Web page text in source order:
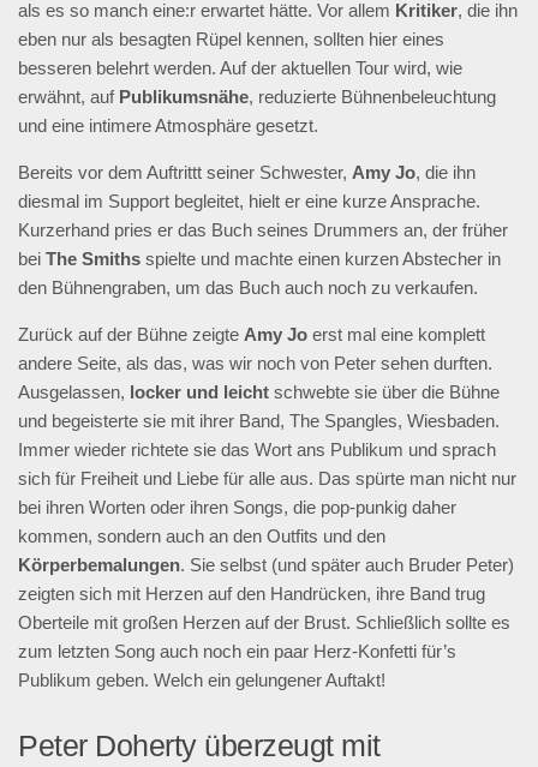
als es so manch eine:r erwartet hätte. Vor allem Kritiker, die ihn
eben nur als besagten Rüpel kennen, sollten hier eines
besseren belehrt werden. Auf der aktuellen Tour wird, wie
erwähnt, auf Publikumsnähe, reduzierte Bühnenbeleuchtung
und eine intimere Atmosphäre gesetzt.
Bereits vor dem Auftrittt seiner Schwester, Amy Jo, die ihn
diesmal im Support begleitet, hielt er eine kurze Ansprache.
Kurzerhand pries er das Buch seines Drummers an, der früher
bei The Smiths spielte und machte einen kurzen Abstecher in
den Bühnengraben, um das Buch auch noch zu verkaufen.
Zurück auf der Bühne zeigte Amy Jo erst mal eine komplett
andere Seite, als das, was wir noch von Peter sehen durften.
Ausgelassen, locker und leicht schwebte sie über die Bühne
und begeisterte sie mit ihrer Band, The Spangles, Wiesbaden.
Immer wieder richtete sie das Wort ans Publikum und sprach
sich für Freiheit und Liebe für alle aus. Das spürte man nicht nur
bei ihren Worten oder ihren Songs, die pop-punkig daher
kommen, sondern auch an den Outfits und den
Körperbemalungen. Sie selbst (und später auch Bruder Peter)
zeigten sich mit Herzen auf den Handrücken, ihre Band trug
Oberteile mit großen Herzen auf der Brust. Schließlich sollte es
zum letzten Song auch noch ein paar Herz-Konfetti für’s
Publikum geben. Welch ein gelungener Auftakt!
Peter Doherty überzeugt mit